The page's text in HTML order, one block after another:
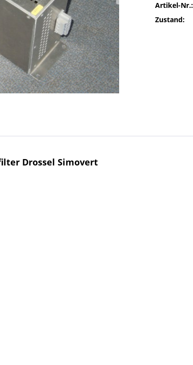
Artikel-Nr.:
Zustand:
Drossel Simovert